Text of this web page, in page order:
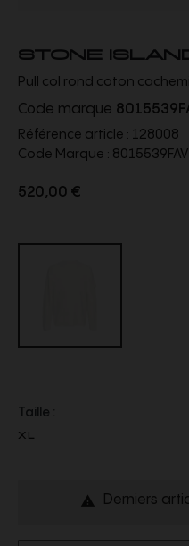
STONE
Pull col rond coton
Code marque
Référence article : 128008
Code Marque :
520,00 €
Taille :
XL
 Derniers